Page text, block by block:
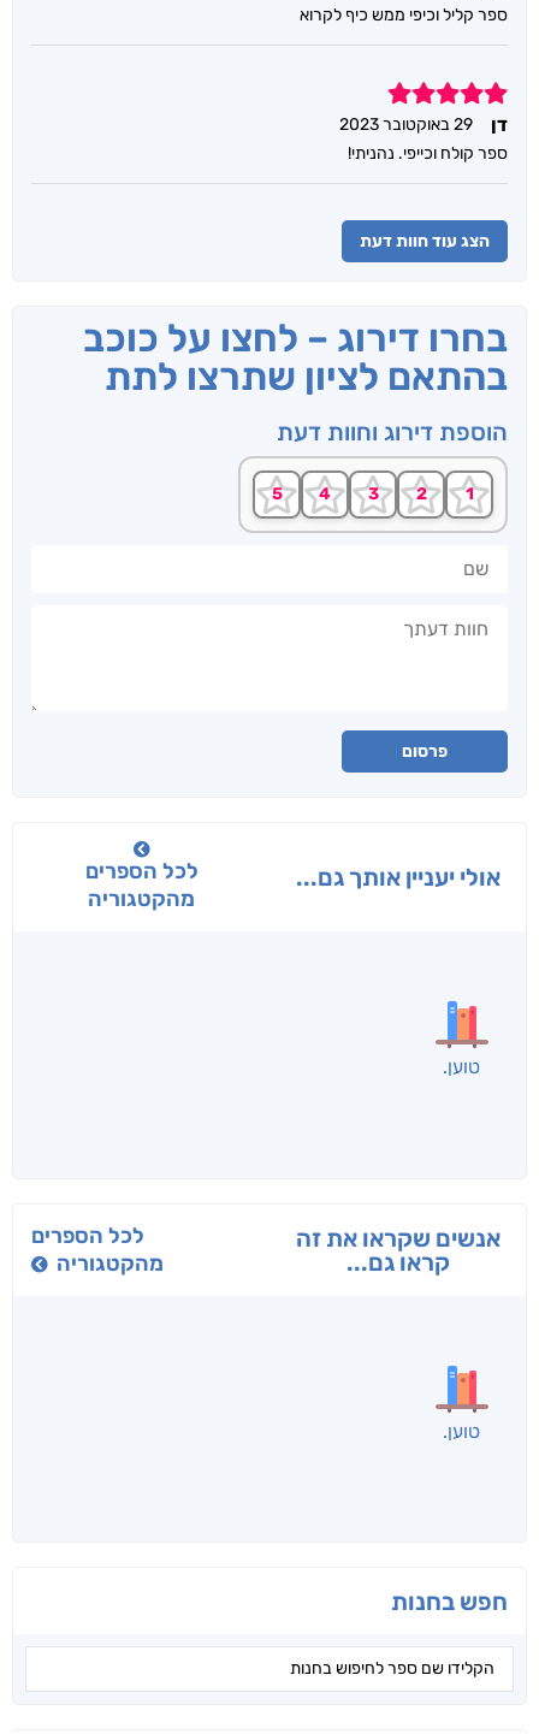
ספר קליל וכיפי ממש כיף לקרוא
5
דן
29 באוקטובר 2023
ספר קולח וכייפי. נהניתי!
הצג עוד חוות דעת
בחרו דירוג – לחצו על כוכב
בהתאם לציון שתרצו לתת
הוספת דירוג וחוות דעת
פרסום
אולי יעניין אותך גם...
לכל הספרים
מהקטגוריה
בפנוכו
חני שאטן
תרדמת
א. פ.
אנשים שקראו את זה